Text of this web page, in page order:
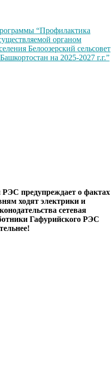
“Профилактика
органом
Белоозерский сельсовет
на 2025-2027 г.г.”
предупреждает о фактах
ходят электрики и
сетевая
Гафурийского РЭС